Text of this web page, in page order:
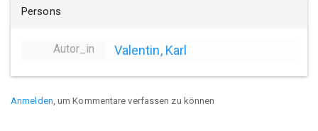
Persons
Autor_in Valentin, Karl
Anmelden, um Kommentare verfassen zu können